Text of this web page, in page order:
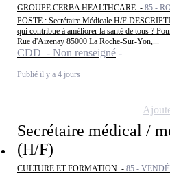
GROUPE CERBA HEALTHCARE - 85 -
POSTE : Secrétaire Médicale H/F
qui contribue à améliorer la santé de tous ?
Rue d'Aizenay 85000 La Roche-Sur-Yon,...
CDD - Non renseigné
Publié il y a 4 jours
Secrétaire médical /
(H/F)
CULTURE ET FORMATION - 85 -